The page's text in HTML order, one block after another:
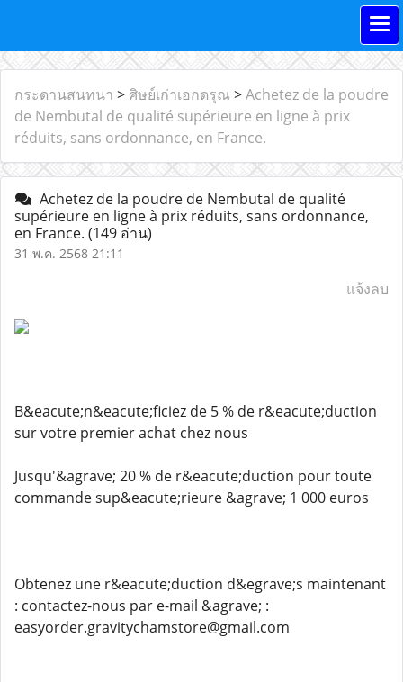
กระดานสนทนา > ศิษย์เก่าเอกดรุณ >Achetez de la poudre
de Nembutal de qualité supérieure en ligne à prix
réduits, sans ordonnance, en France.
Achetez de la poudre de Nembutal de qualité
supérieure en ligne à prix réduits, sans ordonnance,
en France. (149 อ่าน)
31 พ.ค. 2568 21:11
แจ้งลบ
B&eacute;n&eacute;ficiez de 5 % de r&eacute;duction
sur votre premier achat chez nous
Jusqu'&agrave; 20 % de r&eacute;duction pour toute
commande sup&eacute;rieure &agrave; 1 000 euros
Obtenez une r&eacute;duction d&egrave;s maintenant
: contactez-nous par e-mail &agrave; :
easyorder.gravitychamstore@gmail.com